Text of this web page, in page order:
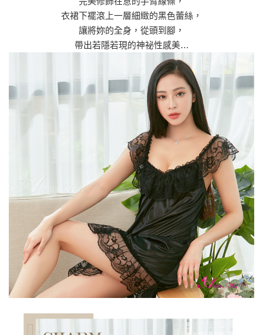
衣裙下襬滾上一層細緻的黑色蕾絲，
讓將妳的全身，從頭到腳，
帶出若隱若現的神祕性感美…